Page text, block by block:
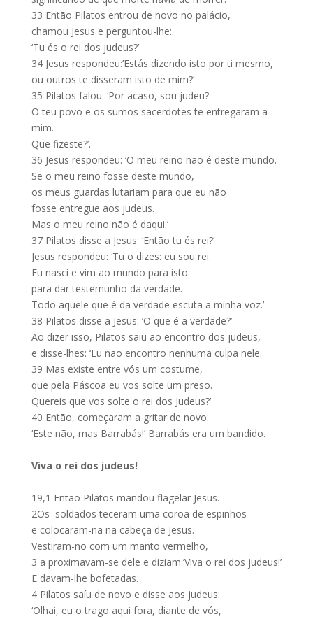
33 Então Pilatos entrou de novo no palácio,
chamou Jesus e perguntou-lhe:
‘Tu és o rei dos judeus?’
34 Jesus respondeu:’Estás dizendo isto por ti mesmo,
ou outros te disseram isto de mim?’
35 Pilatos falou: ‘Por acaso, sou judeu?
O teu povo e os sumos sacerdotes te entregaram a
mim.
Que fizeste?’.
36 Jesus respondeu: ‘O meu reino não é deste mundo.
Se o meu reino fosse deste mundo,
os meus guardas lutariam para que eu não
fosse entregue aos judeus.
Mas o meu reino não é daqui.’
37 Pilatos disse a Jesus: ‘Então tu és rei?’
Jesus respondeu: ‘Tu o dizes: eu sou rei.
Eu nasci e vim ao mundo para isto:
para dar testemunho da verdade.
Todo aquele que é da verdade escuta a minha voz.’
38 Pilatos disse a Jesus: ‘O que é a verdade?’
Ao dizer isso, Pilatos saiu ao encontro dos judeus,
e disse-lhes: ‘Eu não encontro nenhuma culpa nele.
39 Mas existe entre vós um costume,
que pela Páscoa eu vos solte um preso.
Quereis que vos solte o rei dos Judeus?’
40 Então, começaram a gritar de novo:
‘Este não, mas Barrabás!’ Barrabás era um bandido.
Viva o rei dos judeus!
19,1 Então Pilatos mandou flagelar Jesus.
2Os soldados teceram uma coroa de espinhos
e colocaram-na na cabeça de Jesus.
Vestiram-no com um manto vermelho,
3 a proximavam-se dele e diziam:’Viva o rei dos judeus!’
E davam-lhe bofetadas.
4 Pilatos saíu de novo e disse aos judeus:
‘Olhai, eu o trago aqui fora, diante de vós,